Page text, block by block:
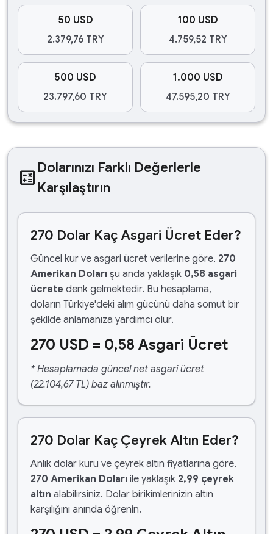
50 USD
2.379,76 TRY
100 USD
4.759,52 TRY
500 USD
23.797,60 TRY
1.000 USD
47.595,20 TRY
calculate Dolarınızı Farklı Değerlerle
Karşılaştırın
270 Dolar Kaç Asgari Ücret Eder?
Güncel kur ve asgari ücret verilerine göre, 270
Amerikan Doları şu anda yaklaşık 0,58 asgari
ücrete denk gelmektedir. Bu hesaplama,
doların Türkiye'deki alım gücünü daha somut bir
şekilde anlamanıza yardımcı olur.
270 USD = 0,58 Asgari Ücret
* Hesaplamada güncel net asgari ücret
(22.104,67 TL) baz alınmıştır.
270 Dolar Kaç Çeyrek Altın Eder?
Anlık dolar kuru ve çeyrek altın fiyatlarına göre,
270 Amerikan Doları ile yaklaşık 2,99 çeyrek
altın alabilirsiniz. Dolar birikimlerinizin altın
karşılığını anında öğrenin.